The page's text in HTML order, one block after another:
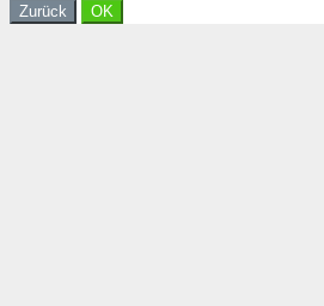
Zurück OK